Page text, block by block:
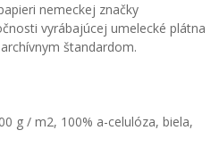
nemeckej značky
vyrábajúcej umelecké plátna
štandardom.
g / m2, 100% a-celulóza, biela,